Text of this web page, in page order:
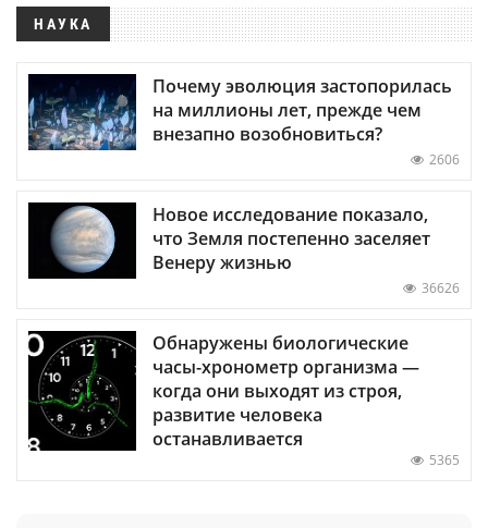
НАУКА
Почему эволюция застопорилась
на миллионы лет, прежде чем
внезапно возобновиться?
2606
Новое исследование показало,
что Земля постепенно заселяет
Венеру жизнью
36626
Обнаружены биологические
часы-хронометр организма —
когда они выходят из строя,
развитие человека
останавливается
5365